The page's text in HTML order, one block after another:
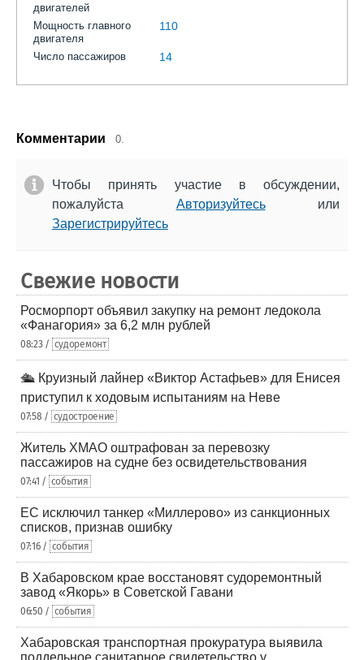
двигателей
Мощность главного
двигателя
110
Число пассажиров 14
Комментарии 0.
Чтобы принять участие в обсуждении,
пожалуйста Авторизуйтесьили
Зарегистрируйтесь
Свежие новости
Росморпорт объявил закупку на ремонт ледокола
«Фанагория» за 6,2 млн рублей
08:23 / судоремонт
🛳️ Круизный лайнер «Виктор Астафьев» для Енисея
приступил к ходовым испытаниям на Неве
07:58 / судостроение
Житель ХМАО оштрафован за перевозку
пассажиров на судне без освидетельствования
07:41 / события
ЕС исключил танкер «Миллерово» из санкционных
списков, признав ошибку
07:16 / события
В Хабаровском крае восстановят судоремонтный
завод «Якорь» в Советской Гавани
06:50 / события
Хабаровская транспортная прокуратура выявила
поддельное санитарное свидетельство у